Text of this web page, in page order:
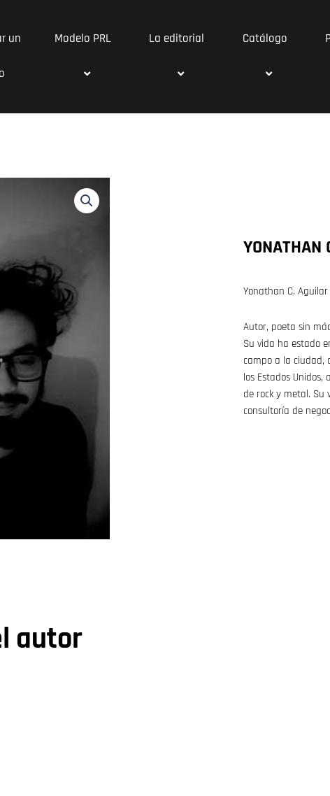
un Modelo PRL La editorial Catálogo
YONATHAN
Yonathan C.
Autor, poeta sin
Su vida ha estado
campo a la ciudad,
los Estados
de rock y metal.
consultoría de
autor